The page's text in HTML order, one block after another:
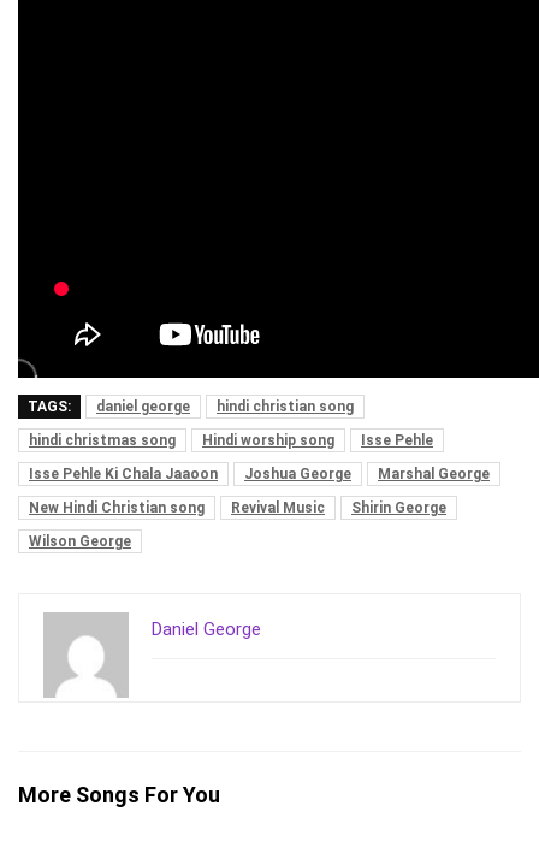
TAGS: daniel george
hindi christian song
hindi christmas song
Hindi worship song
Isse Pehle
Isse Pehle Ki Chala Jaaoon
Joshua George
Marshal George
New Hindi Christian song
Revival Music
Shirin George
Wilson George
Daniel George
More Songs For You